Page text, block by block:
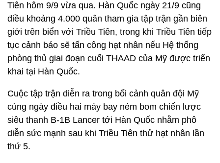
Tiên hôm 9/9 vừa qua. Hàn Quốc ngày 21/9 cũng
điều khoảng 4.000 quân tham gia tập trận gần biên
giới trên biển với Triều Tiên, trong khi Triều Tiên tiếp
tục cảnh báo sẽ tấn công hạt nhân nếu Hệ thống
phòng thủ giai đoạn cuối THAAD của Mỹ được triển
khai tại Hàn Quốc.
Cuộc tập trận diễn ra trong bối cảnh quân đội Mỹ
cùng ngày điều hai máy bay ném bom chiến lược
siêu thanh B-1B Lancer tới Hàn Quốc nhằm phô
diễn sức mạnh sau khi Triều Tiên thử hạt nhân lần
thứ 5.